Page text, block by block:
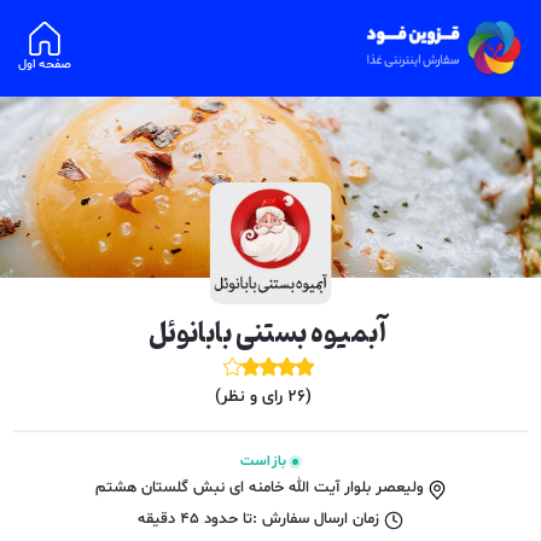
صفحه اول
آبمیوه بستنی بابانوئل
(
26 رای و نظر)
باز است
ولیعصر بلوار آیت الله خامنه ای نبش گلستان هشتم
زمان ارسال سفارش :تا حدود 45 دقیقه